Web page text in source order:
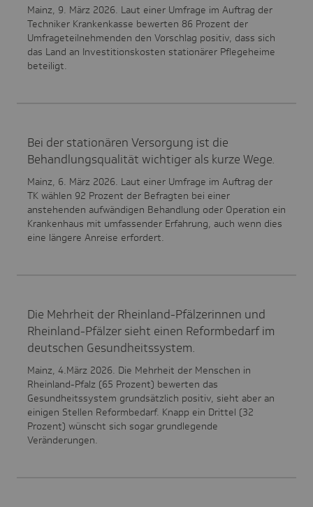
Mainz, 9. März 2026. Laut einer Umfrage im Auftrag der
Techniker Krankenkasse bewerten 86 Prozent der
Umfrageteilnehmenden den Vorschlag positiv, dass sich
das Land an Investitionskosten stationärer Pflegeheime
beteiligt.
Bei der stationären Versorgung ist die
Behandlungsqualität wichtiger als kurze Wege.
Mainz, 6. März 2026. Laut einer Umfrage im Auftrag der
TK wählen 92 Prozent der Befragten bei einer
anstehenden aufwändigen Behandlung oder Operation ein
Krankenhaus mit umfassender Erfahrung, auch wenn dies
eine längere Anreise erfordert.
Die Mehrheit der Rheinland-Pfälzerinnen und
Rheinland-Pfälzer sieht einen Reformbedarf im
deutschen Gesundheitssystem.
Mainz, 4.März 2026. Die Mehrheit der Menschen in
Rheinland-Pfalz (65 Prozent) bewerten das
Gesundheitssystem grundsätzlich positiv, sieht aber an
einigen Stellen Reformbedarf. Knapp ein Drittel (32
Prozent) wünscht sich sogar grundlegende
Veränderungen.